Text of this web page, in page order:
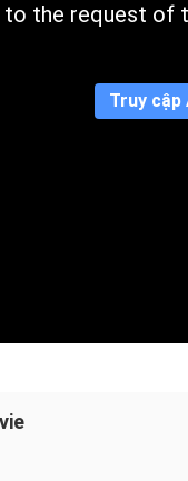
to the request of
Truy cập